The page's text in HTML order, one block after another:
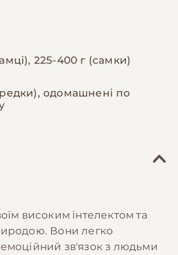
225-400 г (самки)
одомашнені по
високим інтелектом та
Вони легко
зв'язок з людьми